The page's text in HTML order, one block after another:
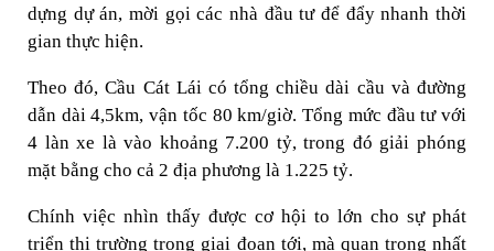
dựng dự án, mời gọi các nhà đầu tư để đẩy nhanh thời
gian thực hiện.
Theo đó, Cầu Cát Lái có tổng chiều dài cầu và đường
dẫn dài 4,5km, vận tốc 80 km/giờ. Tổng mức đầu tư với
4 làn xe là vào khoảng 7.200 tỷ, trong đó giải phóng
mặt bằng cho cả 2 địa phương là 1.225 tỷ.
Chính việc nhìn thấy được cơ hội to lớn cho sự phát
triển thị trường trong giai đoạn tới, mà quan trọng nhất